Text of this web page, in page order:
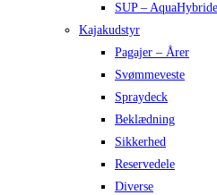
SUP –
Kajakudstyr
Pagajer – Årer
Svømmeveste
Spraydeck
Beklædning
Sikkerhed
Reservedele
Diverse